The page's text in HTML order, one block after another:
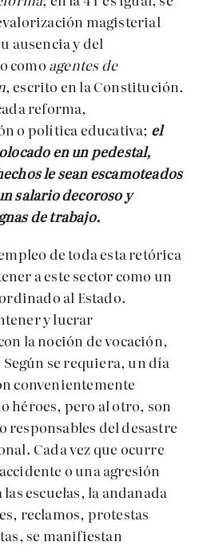
magisterial
ausencia y del
como agentes de
, escrito en la Constitución.
reforma,
o política educativa; el
en un pedestal,
le sean escamoteados
salario decoroso y
de trabajo.
de toda esta retórica
a este sector como un
al Estado.
y lucrar
la noción de vocación,
se requiera, un día
convenientemente
héroes, pero al otro, son
responsables del desastre
Cada vez que ocurre
o una agresión
escuelas, la andanada
reclamos, protestas
se manifiestan